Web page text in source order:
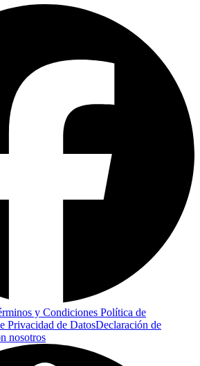
y Condiciones Política de
Privacidad de DatosDeclaración de
nosotros